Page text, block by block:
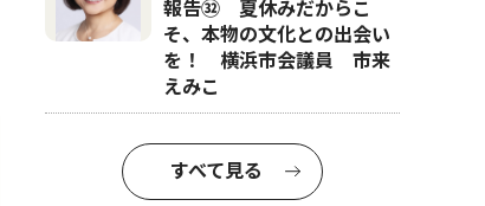
4
報告㉜ 夏休みだからこ
そ、本物の文化との出会い
を！ 横浜市会議員 市来
えみこ
すべて見る